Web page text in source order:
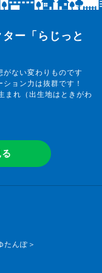
ー「らじっと
がない変わりものです
ョン力は抜群です！
まれ（出生地はときがわ
んぽ＞